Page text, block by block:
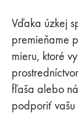
Vďaka úzkej
premieňame
mieru, ktoré
fľaša alebo
podporiť